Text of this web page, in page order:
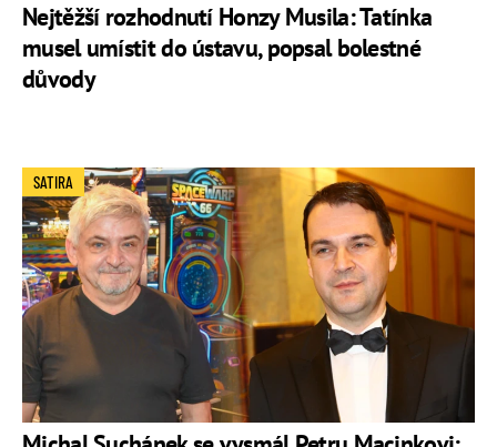
Nejtěžší rozhodnutí Honzy Musila: Tatínka
musel umístit do ústavu, popsal bolestné
důvody
SATIRA